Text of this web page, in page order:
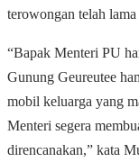
terowongan telah
“Bapak Menteri PU
Gunung Geureutee
mobil keluarga yang
Menteri segera
direncanakan,” kata